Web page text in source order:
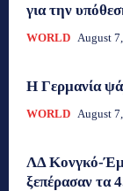
για την
WORLD August
H Γερμανία
WORLD August
ΛΔ Κονγκό-
ξεπέρασαν τα